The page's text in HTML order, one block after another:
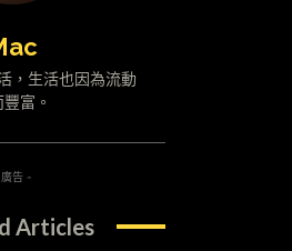
，生活也因為流動
豐富。
告 -
Articles